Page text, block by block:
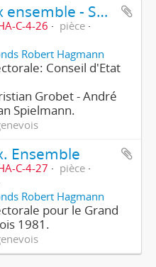
Faire mieux ensemble - Socialiste
C-4-26
pièce
Robert Hagmann
Conseil d'Etat
Grobet - André
Spielmann.
Ensemble
C-4-27
pièce
Robert Hagmann
pour le Grand
1981.